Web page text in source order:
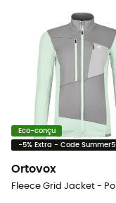
Eco-conçu
-5% Extra - Code Summer5
Ortovox